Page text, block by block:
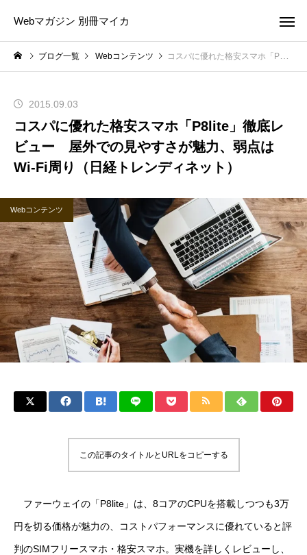
Webマガジン 別冊マイカ
ブログ一覧 Webコンテンツ コスパに優れた格安スマホ「P8lite」徹底レビュー 屋外での見やすさが魅力、弱点はWi-Fi周り（日経トレンディネット）
2015.09.03
コスパに優れた格安スマホ「P8lite」徹底レ
ビュー 屋外での見やすさが魅力、弱点は
Wi-Fi周り（日経トレンディネット）
Webコンテンツ
この記事のタイトルとURLをコピーする
ファーウェイの「P8lite」は、8コアのCPUを搭載しつつも3万
円を切る価格が魅力の、コストパフォーマンスに優れていると評
判のSIMフリースマホ・格安スマホ。実機を詳しくレビューし、